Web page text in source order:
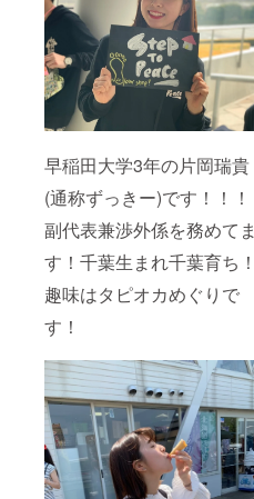
早稲田大学3年の片岡瑞貴
(通称ずっきー)です！！！
副代表兼渉外係を務めてま
す！千葉生まれ千葉育ち！
趣味はタピオカめぐりで
す！